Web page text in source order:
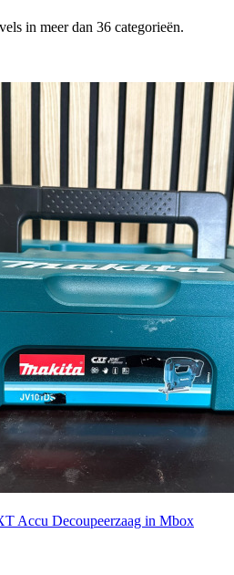
in meer dan 36 categorieën.
Accu Decoupeerzaag in Mbox